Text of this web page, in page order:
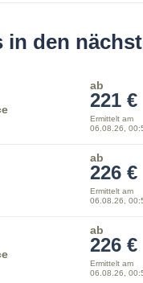
den
ab
221 €
Ermittelt am
06.08.26,
ab
226 €
Ermittelt am
06.08.26,
ab
226 €
Ermittelt am
06.08.26,